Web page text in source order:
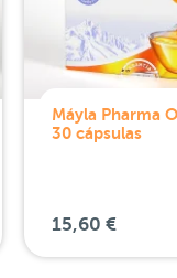
Máyla Pharma
30 cápsulas
15,60 €